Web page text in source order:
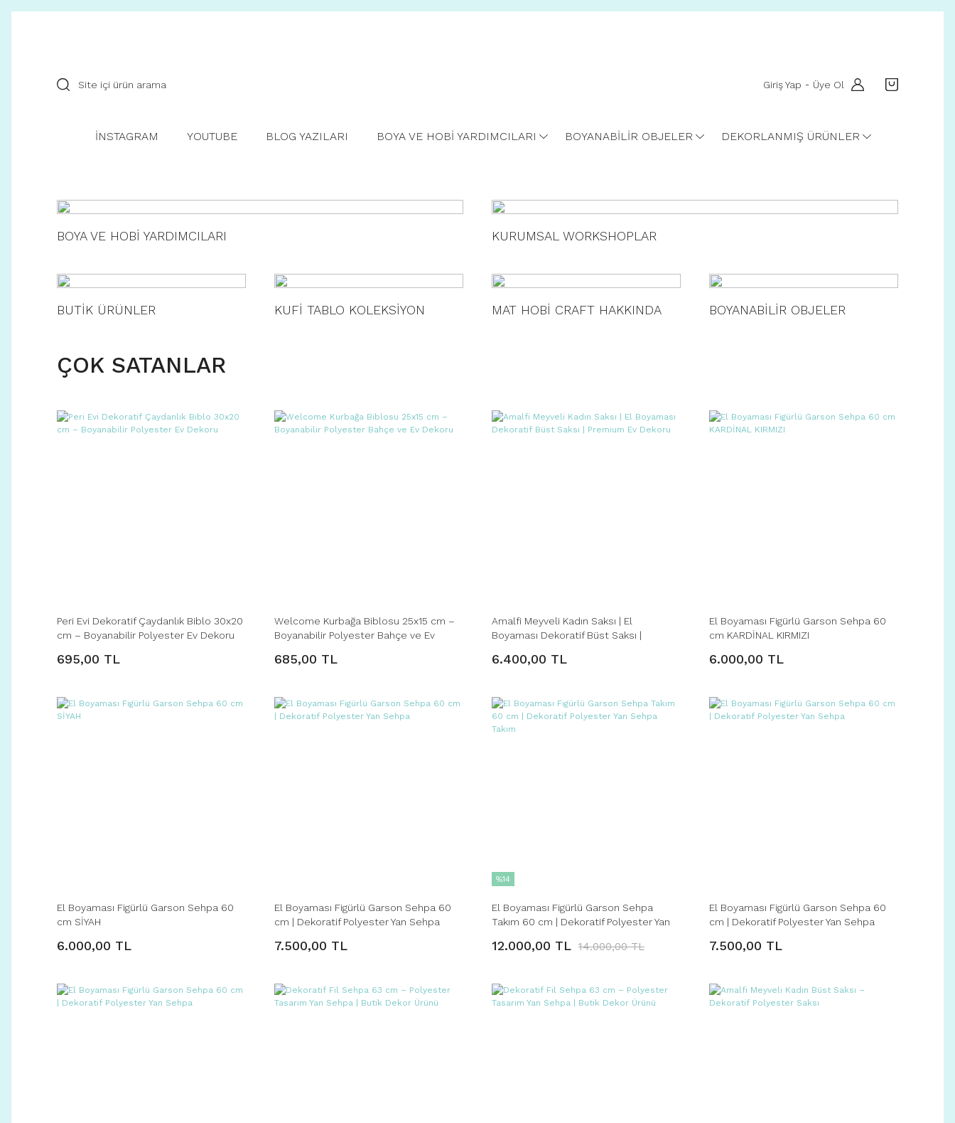
Giriş Yap - Üye Ol
İNSTAGRAM YOUTUBE BLOG YAZILARI BOYA VE HOBİ YARDIMCILARI BOYANABİLİR OBJELER DEKORLANMIŞ ÜRÜNLER
BOYA VE HOBİ YARDIMCILARI KURUMSAL WORKSHOPLAR
BUTİK ÜRÜNLER KUFİ TABLO KOLEKSİYON MAT HOBİ CRAFT HAKKINDA BOYANABİLİR OBJELER
ÇOK SATANLAR
Peri Evi Dekoratif Çaydanlık Biblo 30x20
cm – Boyanabilir Polyester Ev Dekoru
695,00 TL
Welcome Kurbağa Biblosu 25x15 cm –
Boyanabilir Polyester Bahçe ve Ev
685,00 TL
Amalfi Meyveli Kadın Saksı | El
Boyaması Dekoratif Büst Saksı |
6.400,00 TL
El Boyaması Figürlü Garson Sehpa 60
cm KARDİNAL KIRMIZI
6.000,00 TL
El Boyaması Figürlü Garson Sehpa 60
cm SİYAH
6.000,00 TL
El Boyaması Figürlü Garson Sehpa 60
cm | Dekoratif Polyester Yan Sehpa
7.500,00 TL
%14
El Boyaması Figürlü Garson Sehpa
Takım 60 cm | Dekoratif Polyester Yan
12.000,00 TL 14.000,00 TL
El Boyaması Figürlü Garson Sehpa 60
cm | Dekoratif Polyester Yan Sehpa
7.500,00 TL